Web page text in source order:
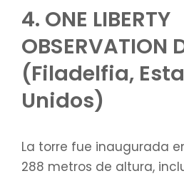
4. ONE LIBERTY
OBSERVATION
(Filadelfia,
Unidos)
La torre fue inaugurada
288 metros de altura,